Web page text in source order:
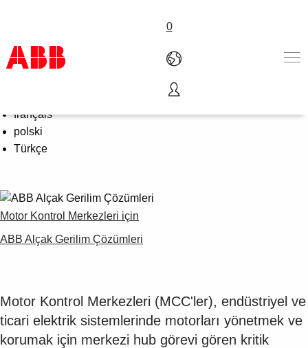
0
Ürünler ve Çözümler
Endüstriler
Servis
Bize ulaşın
Kariyer
français
polski
Türkçe
Motor Kontrol Merkezleri için
ABB Alçak Gerilim Çözümleri
Motor Kontrol Merkezleri (MCC'ler), endüstriyel ve
ticari elektrik sistemlerinde motorları yönetmek ve
korumak için merkezi hub görevi gören kritik